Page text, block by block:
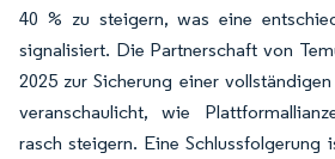
40 % zu steigern, was eine
signalisiert. Die Partnerschaft von
2025 zur Sicherung einer
veranschaulicht, wie
rasch steigern. Eine Schlussfolgerung